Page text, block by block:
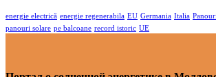
energie electrică energie regenerabila EU Germania Italia
panouri solare pe balcoane record istoric UE